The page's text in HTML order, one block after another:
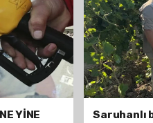
YİNE
Saruhanlı